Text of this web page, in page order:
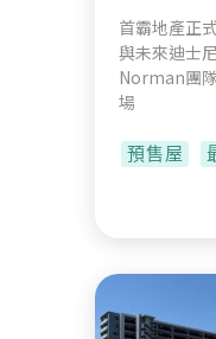
首霸地產正式進
與未來迪士尼
Norman團
場
預售屋